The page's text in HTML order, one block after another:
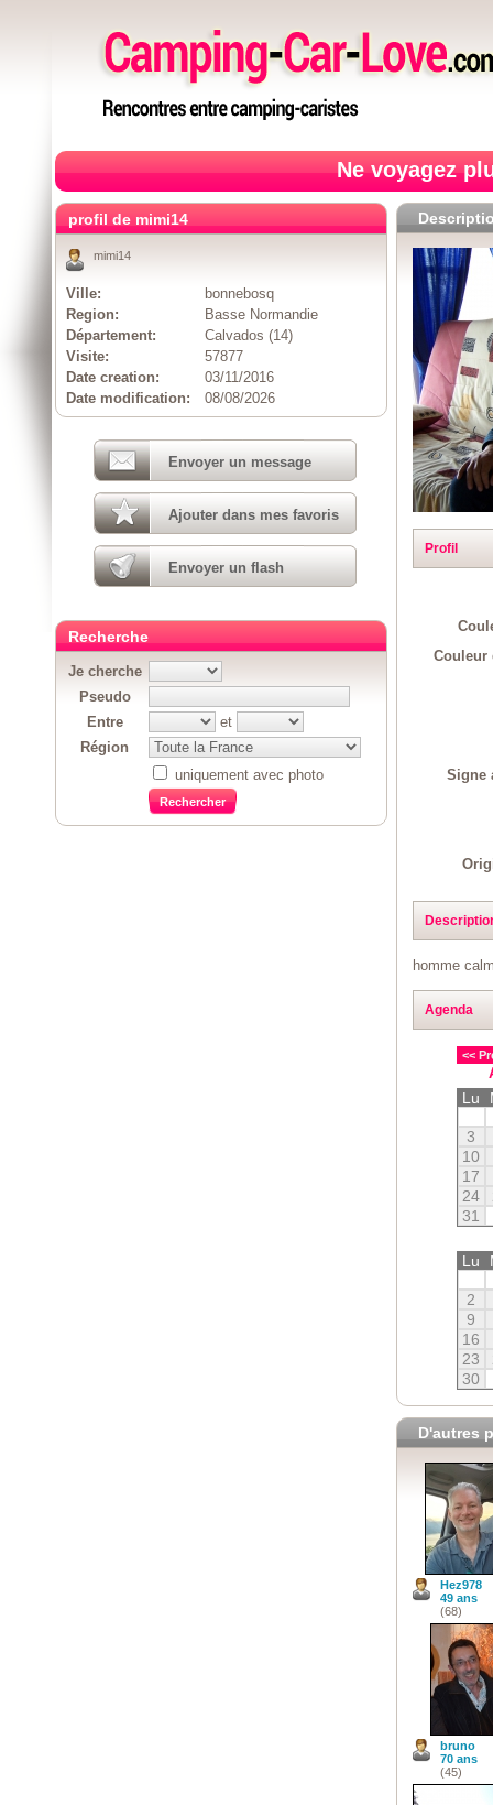
Ne voyagez
Profil
Couleur
Signe
homme
Agenda
<<
Lu
3
10
17
24
31
Lu
2
9
16
23
30
D'autres
Hez978
49 ans
(68)
bruno
70 ans
(45)
profil de mimi14
mimi14
Ville:
bonnebosq
Region:
Basse Normandie
Département:
Calvados (14)
Visite:
57877
Date creation:
03/11/2016
Date modification:
08/08/2026
Envoyer un message
Ajouter dans mes favoris
Envoyer un flash
Recherche
Je cherche
Pseudo
Entre
et
Région
uniquement avec photo